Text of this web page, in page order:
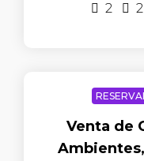
2 2
Venta de